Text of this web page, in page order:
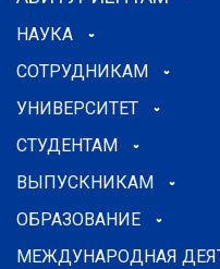
НАУКА
СОТРУДНИКАМ
УНИВЕРСИТЕТ
СТУДЕНТАМ
ВЫПУСКНИКАМ
ОБРАЗОВАНИЕ
МЕЖДУНАРОДНАЯ